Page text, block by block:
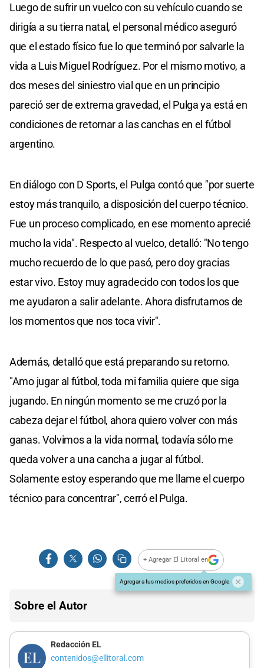
Luego de sufrir un vuelco con su vehículo cuando se
dirigía a su tierra natal, el personal médico aseguró
que el estado físico fue lo que terminó por salvarle la
vida a Luis Miguel Rodríguez. Por el mismo motivo, a
dos meses del siniestro vial que en un principio
pareció ser de extrema gravedad, el Pulga ya está en
condiciones de retornar a las canchas en el fútbol
argentino.
En diálogo con D Sports, el Pulga contó que "por suerte
estoy más tranquilo, a disposición del cuerpo técnico.
Fue un proceso complicado, en ese momento aprecié
mucho la vida". Respecto al vuelco, detalló: "No tengo
mucho recuerdo de lo que pasó, pero doy gracias
estar vivo. Estoy muy agradecido con todos los que
me ayudaron a salir adelante. Ahora disfrutamos de
los momentos que nos toca vivir".
Además, detalló que está preparando su retorno.
"Amo jugar al fútbol, toda mi familia quiere que siga
jugando. En ningún momento se me cruzó por la
cabeza dejar el fútbol, ahora quiero volver con más
ganas. Volvimos a la vida normal, todavía sólo me
queda volver a una cancha a jugar al fútbol.
Solamente estoy esperando que me llame el cuerpo
técnico para concentrar", cerró el Pulga.
+ Agregar El Litoral en
Agregar a tus medios preferidos en Google
Sobre el Autor
Redacción EL
contenidos@ellitoral.com